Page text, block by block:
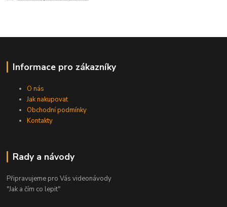
Informace pro zákazníky
O nás
Jak nakupovat
Obchodní podmínky
Kontakty
Rady a návody
Připravujeme pro Vás videonávody
"Jak a čím co lepit"